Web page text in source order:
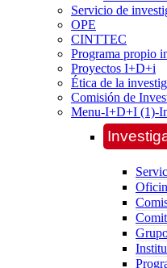
Servicio de
OPE
CINTTEC
Programa propio
Proyectos I+D+i
Ética de la
Comisión de
Menu-I+D+I (1)-